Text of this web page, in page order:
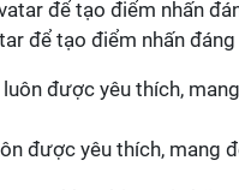
để tạo điểm nhấn
được yêu thích, mang